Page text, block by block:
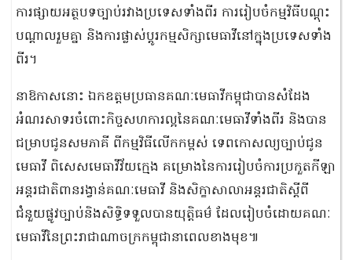
ការផ្សាយអត្ថបទច្បាប់រវាងប្រទេសទាំងពីរ ការរៀបចំកម្មវិធីបណ្តុះ
បណ្តាលរួមគ្នា និងការផ្លាស់ប្តូរកម្មសិក្សាមេធាវីនៅក្នុងប្រទេសទាំង
ពីរ។
នាឱកាសនោះ ឯកឧត្តមប្រធានគណៈមេធាវីកម្ពុជាបានសំដែង
អំណរសាទរចំពោះកិច្ចសហការល្អនៃគណៈមេធាវីទាំងពីរ និងបាន
ជម្រាបជូនសមភាគី ពីកម្មវិធីលើកកម្ពស់ ទេពកោសល្យច្បាប់ជូន
មេធាវី ពិសេសមេធាវីវ័យក្មេង គម្រោងនៃការរៀបចំការប្រកួតកីឡា
អន្តរជាតិពានរង្វាន់គណៈមេធាវី និងសិក្ខាសាលាអន្តរជាតិស្តីពី
ជំនួយផ្លូវច្បាប់និងសិទ្ធិទទួលបានយុត្តិធម៌ ដែលរៀបចំដោយគណៈ
មេធាវីនៃព្រះរាជាណាចក្រកម្ពុជានាពេលខាងមុខ៕